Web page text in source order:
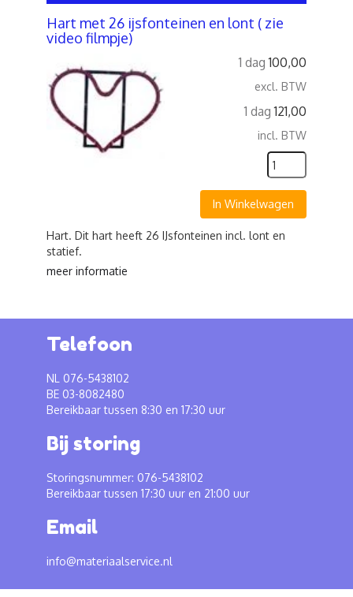
Hart met 26 ijsfonteinen en lont ( zie
video filmpje)
1 dag 100,00
excl. BTW
1 dag 121,00
incl. BTW
In Winkelwagen
Hart. Dit hart heeft 26 IJsfonteinen incl. lont en
statief.
meer informatie
Telefoon
NL 076-5438102
BE 03-8082480
Bereikbaar tussen 8:30 en 17:30 uur
Bij storing
Storingsnummer: 076-5438102
Bereikbaar tussen 17:30 uur en 21:00 uur
Email
info@materiaalservice.nl